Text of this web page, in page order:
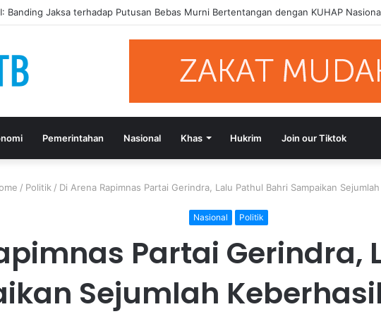
Hukum Apresiasi Putusan Bebas Tiga Terdakwa Kasus Gratifikasi DPRD NTB, Ajak
Pemerintahan Nasional Khas Hukrim Join our Tiktok
/ Politik / Di Arena Rapimnas Partai Gerindra, Lalu Pathul Bahri Sampaikan
Nasional Politik
Partai Gerindra,
Sejumlah